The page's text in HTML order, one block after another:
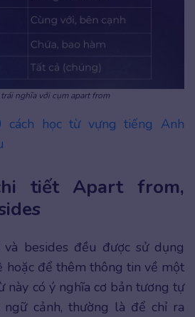
nghĩa với cụm apart from
cách học từ vựng tiếng Anh
tiết Apart from,
besides đều được sử dụng
hoặc để thêm thông tin về một
này có ý nghĩa cơ bản tương tự
cảnh, thường là để chỉ ra